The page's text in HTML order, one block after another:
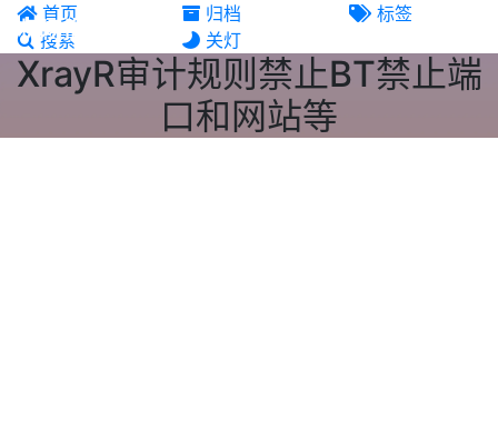
机场推荐
首页 归档
标签
搜索
关灯
XrayR审计规则禁止BT禁止端
口和网站等